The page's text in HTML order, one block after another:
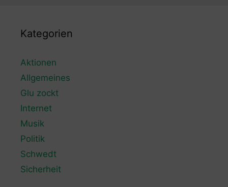
Kategorien
Aktionen
Allgemeines
Glu zockt
Internet
Musik
Politik
Schwedt
Sicherheit